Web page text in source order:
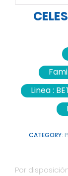
Linea :
CATEGORY:
Por